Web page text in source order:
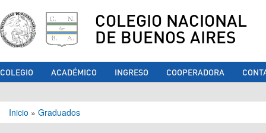
COLEGIO NACIONAL
DE BUENOS AIRES
COLEGIO ACADÉMICO INGRESO COOPERADORA
Se encuentra usted aquí
Inicio » Graduados